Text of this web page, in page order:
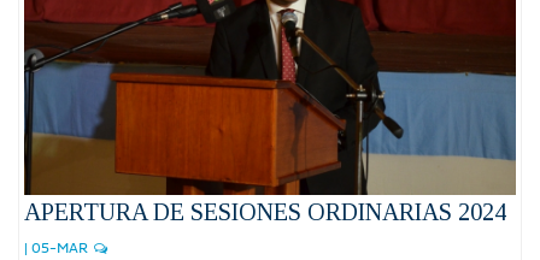
APERTURA DE SESIONES ORDINARIAS 2024
| 05-MAR